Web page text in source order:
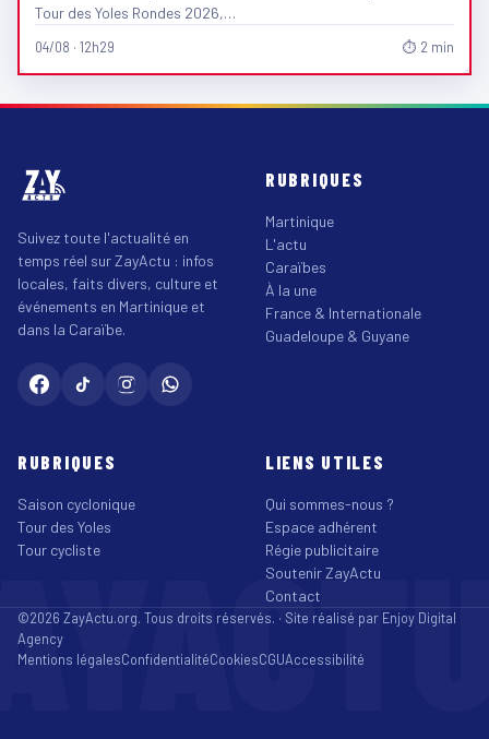
Tour des Yoles Rondes 2026,…
04/08 · 12h29 ⏱ 2 min
Suivez toute l'actualité en
temps réel sur ZayActu : infos
locales, faits divers, culture et
événements en Martinique et
dans la Caraïbe.
RUBRIQUES
Martinique
L'actu
Caraïbes
À la une
France & Internationale
Guadeloupe & Guyane
RUBRIQUES
Saison cyclonique
Tour des Yoles
Tour cycliste
LIENS UTILES
Qui sommes-nous ?
Espace adhérent
Régie publicitaire
Soutenir ZayActu
Contact
©2026 ZayActu.org. Tous droits réservés. · Site réalisé par Enjoy Digital
Agency
Mentions légalesConfidentialitéCookiesCGUAccessibilité